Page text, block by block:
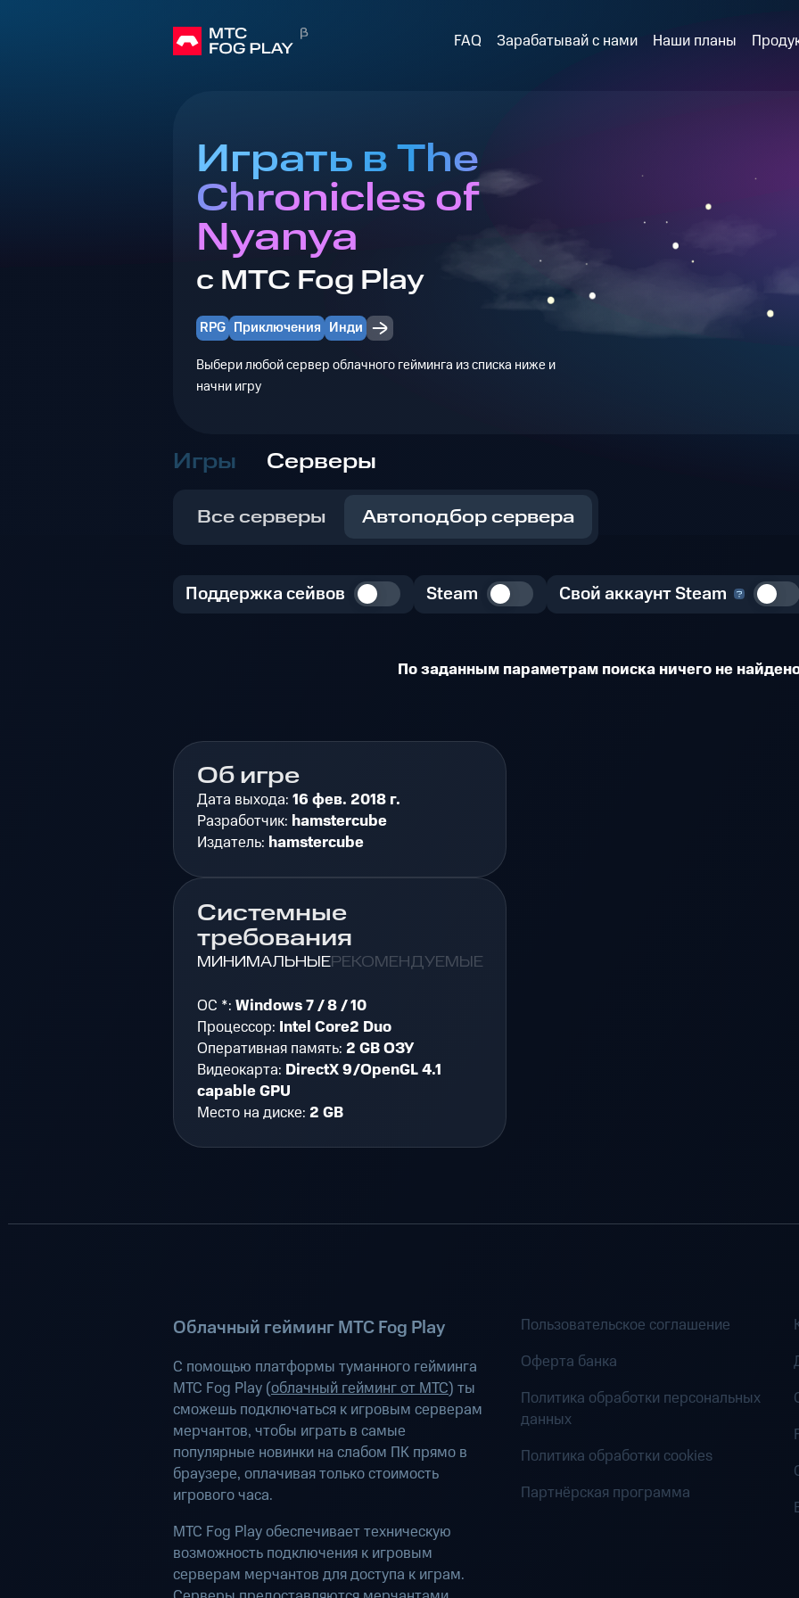
FAQ Зарабатывай с нами Наши планы
Играть в The
Chronicles of
Nyanya
с МТС Fog Play
RPG Приключения Инди
Выбери любой сервер облачного гейминга из списка ниже и
начни игру
Игры Серверы
Все серверы Автоподбор сервера
Поддержка сейвов Steam Свой аккаунт Steam
По заданным параметрам поиска ничего не
Об игре
Дата выхода: 16 фев. 2018 г.
Разработчик: hamstercube
Издатель: hamstercube
Системные
требования
МИНИМАЛЬНЫЕРЕКОМЕНДУЕМЫЕ
ОС *: Windows 7 / 8 / 10
Процессор: Intel Core2 Duo
Оперативная память: 2 GB ОЗУ
Видеокарта: DirectX 9/OpenGL 4.1
capable GPU
Место на диске: 2 GB
Облачный гейминг МТС Fog Play
С помощью платформы туманного гейминга
МТС Fog Play (облачный гейминг от МТС) ты
сможешь подключаться к игровым серверам
мерчантов, чтобы играть в самые
популярные новинки на слабом ПК прямо в
браузере, оплачивая только стоимость
игрового часа.
МТС Fog Play обеспечивает техническую
возможность подключения к игровым
серверам мерчантов для доступа к играм.
Пользовательское соглашение
Оферта банка
Политика обработки персональных
данных
Политика обработки cookies
Партнёрская программа